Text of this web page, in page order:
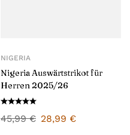
NIGERIA
Nigeria Auswärtstrikot für
Herren 2025/26
45,99€ 28,99 €